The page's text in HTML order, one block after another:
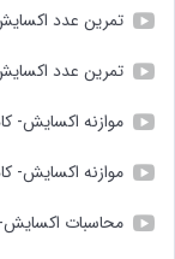
تمرین عدد اکسایش
تمرین عدد
موازنه اکسایش-
موازنه اکسایش-
محاسبات